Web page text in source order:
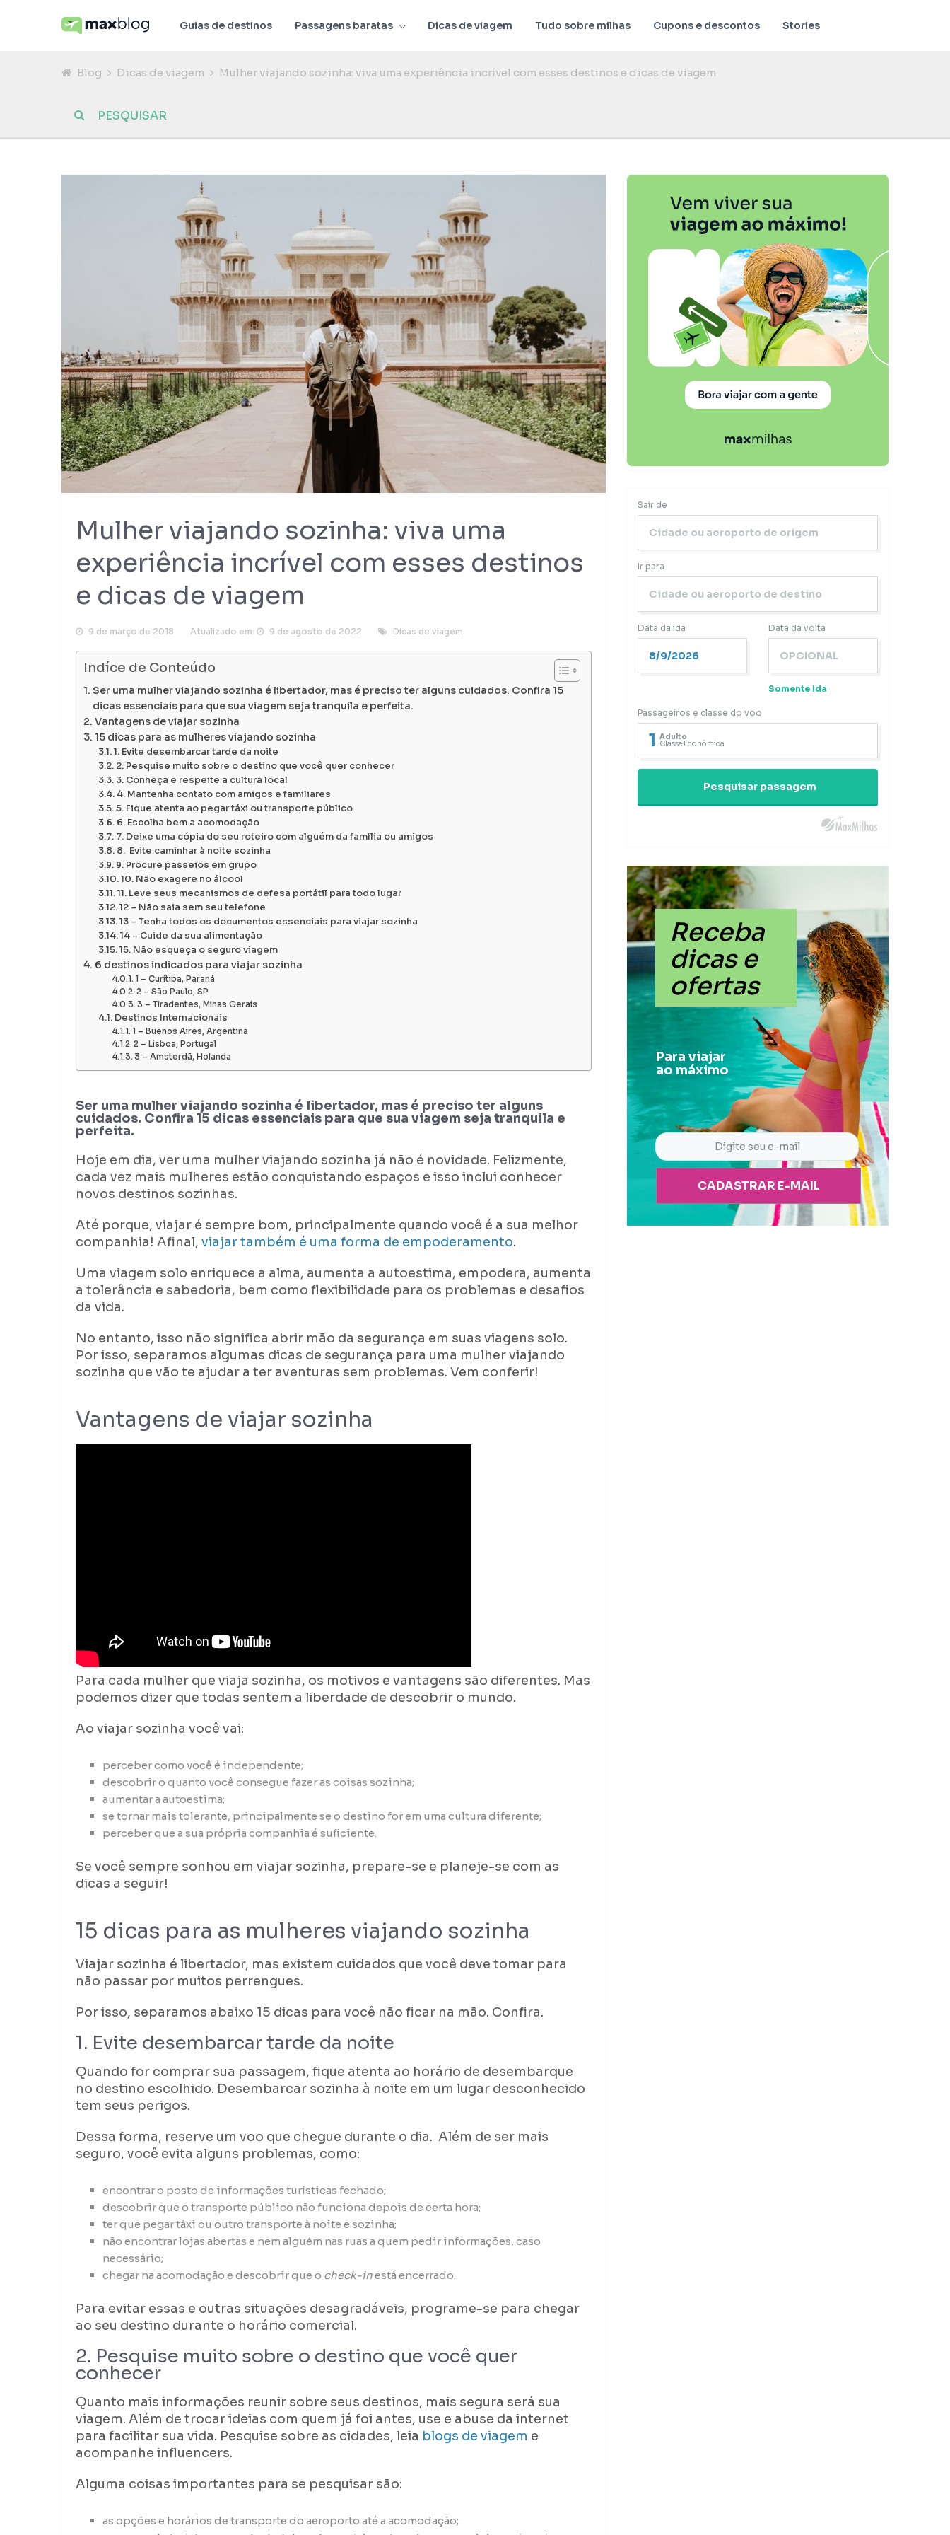
Guias de destinos Passagens baratas Dicas de viagem Tudo sobre milhas Cupons e descontos Stories
Blog Dicas de viagem Mulher viajando sozinha: viva uma experiência incrível com esses destinos e dicas de viagem
Mulher viajando sozinha: viva uma
experiência incrível com esses destinos
e dicas de viagem
9 de março de 2018 Atualizado em: 9 de agosto de 2022 Dicas de viagem
Indíce de Conteúdo
Ser uma mulher viajando sozinha é libertador, mas é preciso ter alguns cuidados. Confira 15
dicas essenciais para que sua viagem seja tranquila e perfeita.
Vantagens de viajar sozinha
15 dicas para as mulheres viajando sozinha
1. Evite desembarcar tarde da noite
2. Pesquise muito sobre o destino que você quer conhecer
3. Conheça e respeite a cultura local
4. Mantenha contato com amigos e familiares
5. Fique atenta ao pegar táxi ou transporte público
6. Escolha bem a acomodação
7. Deixe uma cópia do seu roteiro com alguém da família ou amigos
8. Evite caminhar à noite sozinha
9. Procure passeios em grupo
10. Não exagere no álcool
11. Leve seus mecanismos de defesa portátil para todo lugar
12 – Não saia sem seu telefone
13 – Tenha todos os documentos essenciais para viajar sozinha
14 – Cuide da sua alimentação
15. Não esqueça o seguro viagem
6 destinos indicados para viajar sozinha
1 – Curitiba, Paraná
2 – São Paulo, SP
3 – Tiradentes, Minas Gerais
Destinos Internacionais
1 – Buenos Aires, Argentina
2 – Lisboa, Portugal
3 – Amsterdã, Holanda
Ser uma mulher viajando sozinha é libertador, mas é preciso ter alguns
cuidados. Confira 15 dicas essenciais para que sua viagem seja tranquila e
perfeita.
Hoje em dia, ver uma mulher viajando sozinha já não é novidade. Felizmente,
cada vez mais mulheres estão conquistando espaços e isso inclui conhecer
novos destinos sozinhas.
Até porque, viajar é sempre bom, principalmente quando você é a sua melhor
companhia! Afinal, viajar também é uma forma de empoderamento.
Uma viagem solo enriquece a alma, aumenta a autoestima, empodera, aumenta
a tolerância e sabedoria, bem como flexibilidade para os problemas e desafios
da vida.
No entanto, isso não significa abrir mão da segurança em suas viagens solo.
Por isso, separamos algumas dicas de segurança para uma mulher viajando
sozinha que vão te ajudar a ter aventuras sem problemas. Vem conferir!
Vantagens de viajar sozinha
Para cada mulher que viaja sozinha, os motivos e vantagens são diferentes. Mas
podemos dizer que todas sentem a liberdade de descobrir o mundo.
Ao viajar sozinha você vai:
perceber como você é independente;
descobrir o quanto você consegue fazer as coisas sozinha;
aumentar a autoestima;
se tornar mais tolerante, principalmente se o destino for em uma cultura diferente;
perceber que a sua própria companhia é suficiente.
Se você sempre sonhou em viajar sozinha, prepare-se e planeje-se com as
dicas a seguir!
15 dicas para as mulheres viajando sozinha
Viajar sozinha é libertador, mas existem cuidados que você deve tomar para
não passar por muitos perrengues.
Por isso, separamos abaixo 15 dicas para você não ficar na mão. Confira.
1. Evite desembarcar tarde da noite
Quando for comprar sua passagem, fique atenta ao horário de desembarque
no destino escolhido. Desembarcar sozinha à noite em um lugar desconhecido
tem seus perigos.
Dessa forma, reserve um voo que chegue durante o dia. Além de ser mais
seguro, você evita alguns problemas, como:
encontrar o posto de informações turísticas fechado;
descobrir que o transporte público não funciona depois de certa hora;
ter que pegar táxi ou outro transporte à noite e sozinha;
não encontrar lojas abertas e nem alguém nas ruas a quem pedir informações, caso
necessário;
chegar na acomodação e descobrir que o check-inestá encerrado.
Para evitar essas e outras situações desagradáveis, programe-se para chegar
ao seu destino durante o horário comercial.
2. Pesquise muito sobre o destino que você quer
conhecer
Quanto mais informações reunir sobre seus destinos, mais segura será sua
viagem. Além de trocar ideias com quem já foi antes, use e abuse da internet
para facilitar sua vida. Pesquise sobre as cidades, leia blogs de viagem e
acompanhe influencers.
Alguma coisas importantes para se pesquisar são:
as opções e horários de transporte do aeroporto até a acomodação;
Sair de
Ir para
Data da ida Data da volta
Somente Ida
Passageiros e classe do voo
1 Adulto
Classe Econômica
Pesquisar passagem
Receba
dicas e
ofertas
Para viajar
ao máximo
CADASTRAR E-MAIL